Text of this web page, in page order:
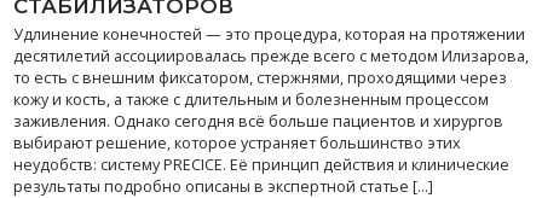
СТАБИЛИЗАТОРОВ
Удлинение конечностей — это процедура, которая на протяжении
десятилетий ассоциировалась прежде всего с методом Илизарова,
то есть с внешним фиксатором, стержнями, проходящими через
кожу и кость, а также с длительным и болезненным процессом
заживления. Однако сегодня всё больше пациентов и хирургов
выбирают решение, которое устраняет большинство этих
неудобств: систему PRECICE. Её принцип действия и клинические
результаты подробно описаны в экспертной статье […]